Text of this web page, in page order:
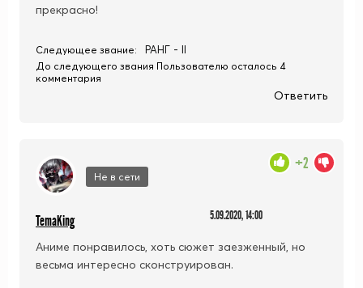
прекрасно!
Следующее звание: РАНГ - II
До следующего звания Пользователю осталось 4
комментария
Ответить
Не в сети
TemaKing 5.09.2020, 14:00
Аниме понравилось, хоть сюжет заезженный, но
весьма интересно сконструирован.
+2